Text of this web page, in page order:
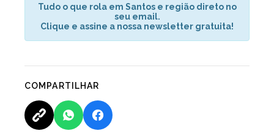
Tudo o que rola em Santos e região direto no
seu email.
Clique e assine a nossa newsletter gratuita!
COMPARTILHAR